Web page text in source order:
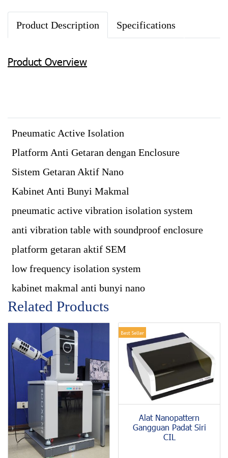
Product Description Specifications
Product Overview
Pneumatic Active Isolation
Platform Anti Getaran dengan Enclosure
Sistem Getaran Aktif Nano
Kabinet Anti Bunyi Makmal
pneumatic active vibration isolation system
anti vibration table with soundproof enclosure
platform getaran aktif SEM
low frequency isolation system
kabinet makmal anti bunyi nano
Related Products
Best Seller
Alat Nanopattern
Gangguan Padat Siri
CIL